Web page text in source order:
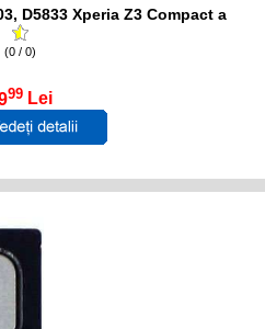
D5833 Xperia Z3 Compact a
(0 / 0)
99 Lei